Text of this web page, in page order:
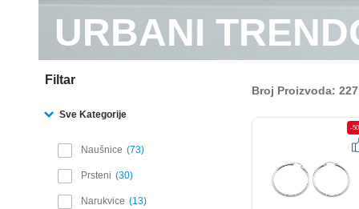
URBANI
Filtar
Sve Kategorije
Naušnice 73
Prsteni 30
Narukvice 13
Broj Proizvoda: 227
-50%
-